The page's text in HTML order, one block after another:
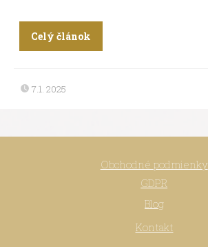
Celý článok
7.1. 2025
Obchodné podmienky
GDPR
Blog
Kontakt